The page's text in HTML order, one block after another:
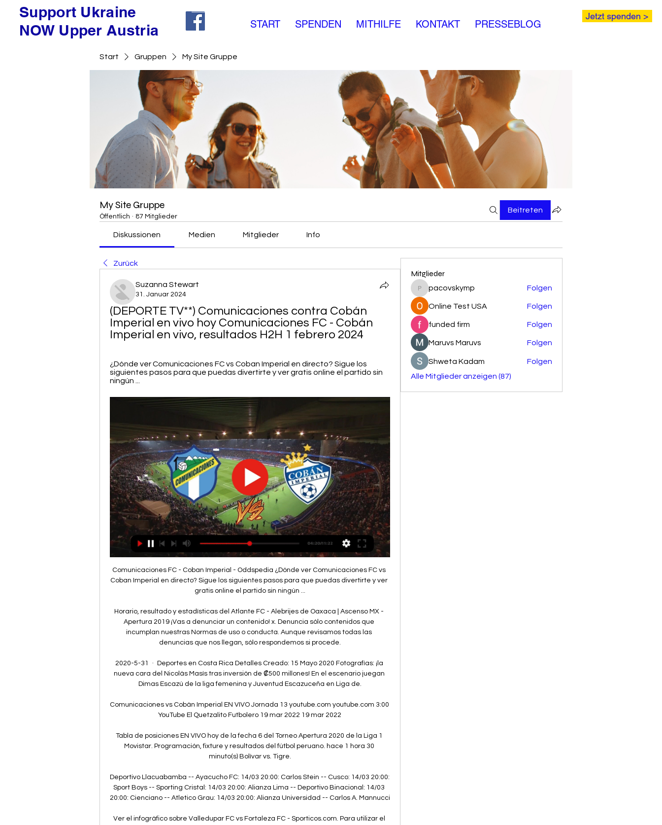
Jetzt spenden >
Support Ukraine
NOW Upper Austria
Start Gruppen My Site Gruppe
My Site Gruppe
Öffentlich · 87 Mitglieder
Beitreten
Diskussionen Medien Mitglieder Info
Zurück
Suzanna Stewart
31. Januar 2024
(DEPORTE TV**) Comunicaciones contra Cobán
Imperial en vivo hoy Comunicaciones FC - Cobán
Imperial en vivo, resultados H2H 1 febrero 2024
¿Dónde ver Comunicaciones FC vs Coban Imperial en directo? Sigue los
siguientes pasos para que puedas divertirte y ver gratis online el partido sin
ningún ...
Comunicaciones FC - Coban Imperial - Oddspedia ¿Dónde ver Comunicaciones FC vs Coban Imperial en directo? Sigue los siguientes pasos para que puedas divertirte y ver gratis online el partido sin ningún ...

Horario, resultado y estadísticas del Atlante FC - Alebrijes de Oaxaca | Ascenso MX - Apertura 2019 ¡Vas a denunciar un contenido! x. Denuncia sólo contenidos que incumplan nuestras Normas de uso o conducta. Aunque revisamos todas las denuncias que nos llegan, sólo respondemos si procede.

2020-5-31 · Deportes en Costa Rica Detalles Creado: 15 Mayo 2020 Fotografías: ¡la nueva cara del Nicolás Masís tras inversión de ₡500 millones! En el escenario juegan Dimas Escazú de la liga femenina y Juventud Escazuceña en Liga de.

Comunicaciones vs Cobán Imperial EN VIVO Jornada 13 youtube.com youtube.com 3:00 YouTube El Quetzalito Futbolero 19 mar 2022 19 mar 2022

Tabla de posiciones EN VIVO hoy de la fecha 6 del Torneo Apertura 2020 de la Liga 1 Movistar. Programación, fixture y resultados del fútbol peruano. hace 1 hora 30 minuto(s) Bolívar vs. Tigre.

Deportivo Llacuabamba -- Ayacucho FC: 14/03 20:00: Carlos Stein -- Cusco: 14/03 20:00: Sport Boys -- Sporting Cristal: 14/03 20:00: Alianza Lima -- Deportivo Binacional: 14/03 20:00: Cienciano -- Atletico Grau: 14/03 20:00: Alianza Universidad -- Carlos A. Mannucci

Ver el infográfico sobre Valledupar FC vs Fortaleza FC - Sporticos.com. Para utilizar el servicio de 'Imágenes en directo' deberá iniciar sesión y tener fondos en la cuenta o haber realizado una apuesta en las últimas 24 horas. Today live matches Check more.

Una escena se ha vuelto viral en redes sociales cuando una joven aparece junto a su pareja y protagonizan un momento incómodo para sus amigos durante una clase virtual.

Ver Comunicaciones vs Cobán Imperial EN VIVO Jornada 03 Ver gratis por Internet el juego entre Comunicaciones vs Cobán Imperial juego por la Jornada 03 del torneo apertura 2023....

La LigaPro administrará y organizará los torneos ecuatorianos de fútbol Serie A y B, donde también controlará los derechos comerciales, órganos disciplinarios, escenarios y de seguridad.

definición de Club Atlético Platense y sinónimos de Club Atlético Platense (español), antónimos y red semántica multilingüe (traductores por 37 lenguas)

Bienvenidos a la transmisión minuto a minuto del duelo que mide a Universidad de Chile ante Palestino por la semifinal de la Copa Chile 2018. El duelo que se inicia a las 17.30 horas, se llevará a cabo en el Estadio Nacional y busca llevar a uno de estos dos elencos al último encuentro del certamen doméstico.

Cacahuatique, en los departamentos de San Miguel y Morazán, situados en la parte noreste de El Salvador, en donde se cultiva pacamara, cuscatleto, bourbon, pacas y caturra con un perfil más.

Llaneros FC vs Valledupar el resultado en vivo en la liga Torneo Aguila. Presentamos el resultado en vivo, la composición de los equipos antes del partido, los goleadores, las estadísticas y la tabla de posiciones

Duelo de campeones en la Región de Valparaíso. Una nueva edición de la Supercopa Easy 2019 está latente, en la que Universidad Católica (Primera División) y Palestino (Copa Chile MTS) se medirán por ser el mejor de los mejores de la temporada 2018. El compromiso se jugará el próximo sábado a las 18:00 horas en el estadio Sausalito de Viña del Mar, donde ambas escuadras quieren.

Wanderers es el nombre de varios clubes deportivos:. de fútbol. Wanderers Football Club, equipo inglés del cual otros equipos tomaron su nombre, generalmente acompañado de su ciudad de origen; En Chile. Club de Deportes Santiago Wanderers, equipo chileno de Valparaíso., equipo chileno de Valparaíso.

COMUNICACIONES VS COBAN IMPERIAL EN VIVO youtube.com youtube.com 2:42:43 YouTube GRANEGA TRANSMISIONES 2 14 ago 2023 14 ago 2023

La tienda Solmanía en Mallorca, 539 (independencia I Rogent) de Barcelona es la más cercana a tu ubicación. Si lo prefieres puedes descubrir otras tiendas Solmanía en Barcelona y sus horarios y teléfonos, así como todas las Ofertas de Solmanía en Barcelona.

En lo que fue la vuelta de la 'U' al Estadio Municipal de La Cisterna luego de 28 años, Universidad de Chile se sigue recuperando de resultados irregulares y se impuso por 3 a 1 a un Palestino.

Cobán Imperial vs Comunicaciones | By Tigo Sports Guatemala 14 feb 2019 — enfrentan a los Cremas de Comunicaciones en el. Estadio Verapaz. No te pierdas este gran juego EN VIVO por Tigo Sports Canal 6 / 706 HD y Web ( ...

En la Jornada 21 de la Temporada 2019-2020 de la Liga Premier en su Serie “A”, los equipos nayaritas no pudieron ganar. El Atlético Bahía FC, perdió de visitante 2 goles por 0 ante la escuadra de Tecos con goles de José Damián Pulido al minuto 76 y de Diego González de la Torre al 81´. Publicidad Por su parte, Coras de Nayarit cayó por la mínima diferencia ante el Club Deportivo.

Millonarios, Once Caldas y Chicó, los tres líderes de la Liga Postobón 28 julio, 2014 Fútbol Nacional Millonarios pese a tener una mala actuación en la Copa Postobón, llegó a marcar diferencia en la Liga Postobón y ya completa su segunda victoria en linea, victoria que lo …

Unión la Calera, por su parte, corrió la misma suerte que Antofagasta. empató de local 1-1 ante Curicó Unido. Los goles fueron obra de Patricio Gutiérrez para los cementeros, mientras que para la visita, el empate corrió por parte de Rodrigo Pereira.

2020-5-29 · Promoción de Actividades de Cultura, Deporte y Recreación; Normativa Estudiantil; Registro Universitario; Sedes. Sede Central; Sede de San Carlos; Sede del Pacífico; Sede de Atenas; Sede de Guanacaste; Centro de Formación Pedagógica y Tecnología Educativa; Organización. Consejo Universitario. Acuerdos; Antecedentes y Presentación; Actas.

Ver C.S.D. Comunicaciones vs Coban Imperial el 14.08.2023 Resúmenes y transmisiones en vivo del encuentro de fútbol Liga Nacional 2023/24 entre C.S.D. Comunicaciones y Coban Imperial. El mejor lugar para ver el ...

Paulo Garcés fue oficializado como nuevo arquero de Curicó Unido, para disputar la temporada 2020 del Campeonato Nacional. El arquero llega desde Deportes Antofagasta, donde pasó los últimos dos años y suma el noveno club de su carrera.

Asociación Representativa Provincial Sucre - Ayacucho. 910 Me gusta. Asociación civil que reúne a los 11 distritos y 56 centros poblados de la provincia...

Comunicaciones vs. Coban Imperial (31 de Ene - ESPN Cobertura en vivo de Comunicaciones vs. Coban Imperial Liga Nacional De Guatemala juego en ESPN (AR), incluye resultados en vivo, highlights y estadísticas ...

Sus obras capitales quedan reducidas a tres : “el Libro del Caballero et del Escudero”, “el Libro de los Estados” y “el Conde Lucanor o Libro de Patronio”. Don Juan Manuel fue el primer escritor castellano preocupado por la posteridad y por la conservación y transmisión de sus escritos.

El Ateneo educativo Nº 7 aborda los estilos de gestión en las instituciones educativas. Los especialistas discuten sobre los desafíos, los obstáculos, las necesidades y el impacto de los modos de gestionar en la comunidad y la calidad educativa.

- La posible sujeción al Impuesto sobre Incremento de Valor de los Terrenos de Naturaleza Urbana ("plusvalía municipal"). Si la transmisión es onerosa, el sujeto pasivo y la obligación de liquidación corresponden al transmitente, sin perjuicio del carácter de sustituto del adquirente en el caso de que el transmitente fuese no residente o.

Cobán vs. Comunicaciones hoy EN VIVO: a qué hora y dónde 20 sept 2023 — Cobán Imperial vs. Comunicaciones se medirán hoy en la 8ª fecha del Apertura 2023 de la Liga Nacional. Conocé horario, canal de TV y ...

Comunicaciones vs Cobán Imperial stream and TV listings Comunicaciones contra Cobán Imperial - agosto 13, 2023 - Listados de TV y transmisión en línea en vivo, Resultados en vivo, Noticias y videos :: Live Soccer ...

Liga Argentina de Vóley El “Lobo” chacarero va por otra alegría en San Juan Ateneo visita a Obras tras la resonante victoria que logró el jueves ante UPCN en sets corridos.

Herediano, Cartaginés y Santos multados tras primera fecha.. El Club Sport Herediano deberá pagar una multa de 175 mil colones según el artículo 32 inciso 1 por retrasar el inicio del encuentro, ya sea en el primer tiempo o en el segundo, por cuarta ocasión en la presente temporada.

Se vende casa para reformar con terreno en cabañas de sayago, superficie entre la casa y el terreno 466m2. Buena situación con salida a dos calles. Ideal para casa rural. El precio se podría negociar. CE: G.

COPA DO NORDESTE 1 2 3 001 1ª 21/01 - Ter 20:00 B Imperatriz MA x CRB AL A Frei Epifânio Imperatriz MA 3 002 1ª 23/01 - Qui 19:30 B Náutico PE x River PI A Aflitos Recife PE 3 003 1ª 25/01 - Sáb 16:00 B Santa Cruz PE x Bahia BA A Arruda Recife PE 1 3 004 1ª 25/01 - sáb 16:00 B Vitória BA x Fortaleza CE A Manoel Barradas Salvador BA 1 3 005 1ª 25/01 - sáb 18:00 B CSA AL x Sport PE A.

Foto: Prensa Argentino de Junin.. El mens sana vuelve al Socios Fundadores para enfrentar este viernes a Obras Sanitarias.-El partido comenzó algo errático, friccionado y pasaron varios minutos hasta que desde la línea De Los Santos pudo inaugurar el marcador.

Universidad Católica vs Bolívar en vivo (online) 9 de Febrero 2012Universidad Católica vs Bolívar en vivo (online) 9 de Febrero 2012Partido de Futbol Online | Partido de Futbol Online. Ver Partido En Vivo Por Internet Gratis, Partido Online, Partido En Directo, Ver En Vivo Partido, Horario De Partidos, Ver Futbol Online, A Que Hora Se Juega.

Cafetaleros de Chiapas es un equipo de fútbol mexicano que juega en la Liga de Ascenso de México, tiene como sede la ciudad de Tuxtla Gutiérrez en Chiapas.Anteriormente el equipo tenía como sede la ciudad de Tapachula, en la misma entidad federativa. En el año 2018 logró coronarse como campeón en la Final de Ascenso 2017-18 derrotando a la escuadra de los Alebrijes de Oaxaca.

— Club León (@clubleonfc) Mayo 19, 2014 Publicidad Por su parte, Pa
Mitglieder
pacovskymp
pacovskymp Folgen
Online Test USA Folgen
funded firm Folgen
Maruvs Maruvs Folgen
Shweta Kadam
Folgen
Alle Mitglieder anzeigen (87)
START SPENDEN MITHILFE KONTAKT PRESSEBLOG